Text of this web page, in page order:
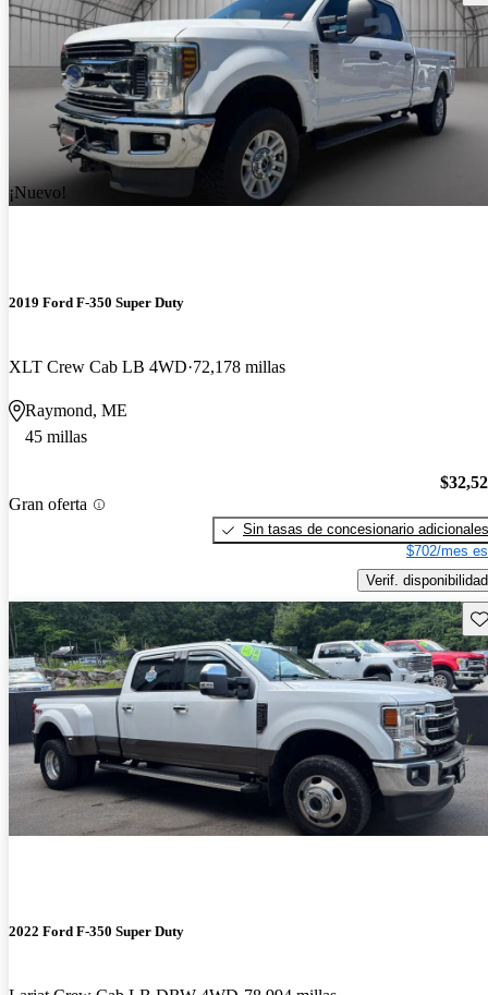
¡Nuevo!
2019 Ford F-350 Super Duty
XLT Crew Cab LB 4WD 72,178 millas
Raymond, ME
45 millas
Gran oferta
Sin tasas de concesionario adicionales
$702/mes
Verif. disponibilidad
2022 Ford F-350 Super Duty